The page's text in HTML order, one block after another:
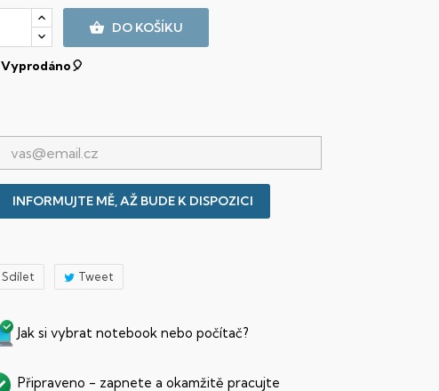
 DO KOŠÍKU
Vyprodáno🎈
INFORMUJTE MĚ, AŽ BUDE K DISPOZICI
Sdílet Tweet
Jak si vybrat notebook nebo počítač?
Připraveno - zapnete a okamžitě pracujte